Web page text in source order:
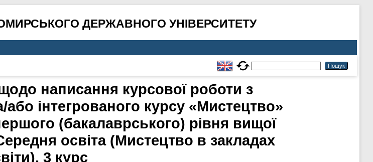
ДЕРЖАВНОГО УНІВЕРСИТЕТУ
написання курсової роботи з
інтегрованого курсу «Мистецтво»
(бакалаврського) рівня вищої
освіта (Мистецтво в закладах
3 курс